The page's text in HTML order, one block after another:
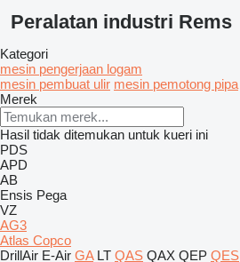
Peralatan industri Rems
Kategori
mesin pengerjaan logam
mesin pembuat ulir mesin pemotong pipa
Merek
Hasil tidak ditemukan untuk kueri ini
PDS
APD
AB
Ensis Pega
VZ
AG3
Atlas Copco
DrillAir E-Air GA LT QAS QAX QEP QES